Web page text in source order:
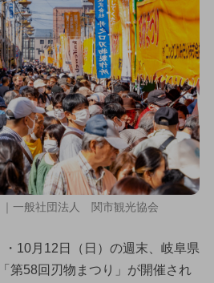
｜一般社団法人 関市観光協会
10月12日（日）の週末、岐阜県
第58回刃物まつり」が開催され